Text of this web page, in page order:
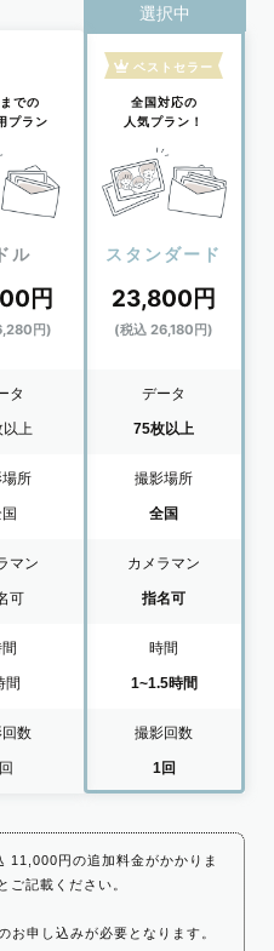
での
プラン
ル
円
円)
タ
上
所
マン
可
間
数
選択中
ベストセラー
全国対応の
人気プラン！
スタンダード
23,800円
(税込 26,180円)
データ
75枚以上
撮影場所
全国
カメラマン
指名可
時間
1~1.5時間
撮影回数
1回
円の追加料金がかかりま
ご記載ください。
申し込みが必要となります。